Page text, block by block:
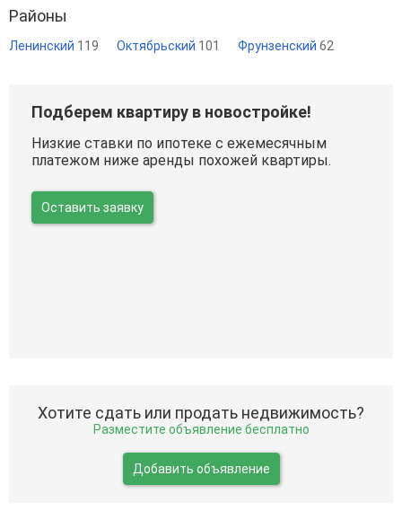
Районы
Ленинский 119 Октябрьский 101 Фрунзенский 62
Подберем квартиру в новостройке!
Низкие ставки по ипотеке с ежемесячным
платежом ниже аренды похожей квартиры.
Оставить заявку
Хотите сдать или продать недвижимость?
Разместите объявление бесплатно
Добавить объявление